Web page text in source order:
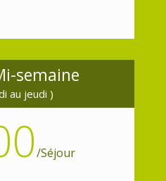
semaine
au jeudi )
/Séjour